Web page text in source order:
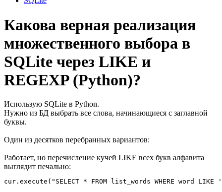
Какова верная реализация
множественного выбора в
SQLite через LIKE и
REGEXP (Python)?
Использую SQLite в Python.
Нужно из БД выбрать все слова, начинающиеся с заглавной
буквы.
Один из десятков перебранных вариантов:
Работает, но перечисление кучей LIKE всех букв алфавита
выглядит печально:
cur.execute("SELECT * FROM list_words WHERE word